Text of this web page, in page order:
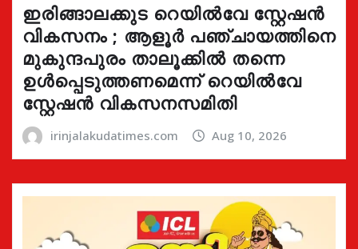
ഇരിങ്ങാലക്കുട റെയിൽവേ സ്റ്റേഷൻ
വികസനം ; ആളൂർ പഞ്ചായത്തിനെ
മുകുന്ദപുരം താലൂക്കിൽ തന്നെ
ഉൾപ്പെടുത്തണമെന്ന് റെയിൽവേ
സ്റ്റേഷൻ വികസനസമിതി
irinjalakudatimes.com Aug 10, 2026